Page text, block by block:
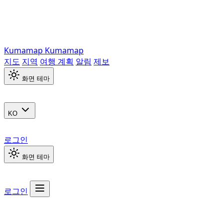
Kumamap Kumamap
지도 지역 여행 계획 알림 제보
화면 테마
KO
로그인
화면 테마
로그인